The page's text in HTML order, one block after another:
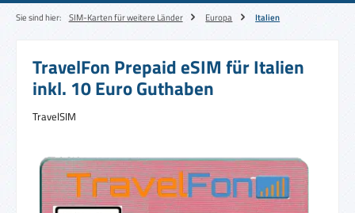
Sie sind hier: SIM-Karten für weitere Länder Europa Italien
TravelFon Prepaid eSIM für Italien
inkl. 10 Euro Guthaben
TravelSIM
Bildergalerie überspringen